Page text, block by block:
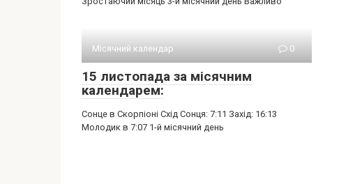
Місячний календар 0
15 листопада за місячним
календарем:
Сонце в Скорпіоні Схід Сонця: 7:11 Захід: 16:13
Молодик в 7:07 1-й місячний день